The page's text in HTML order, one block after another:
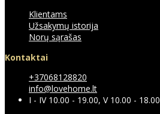
Klientams
Užsakymų istorija
Norų sąrašas
Kontaktai
+37068128820
info@lovehome.lt
I - IV 10.00 - 19.00, V 10.00 - 18.00